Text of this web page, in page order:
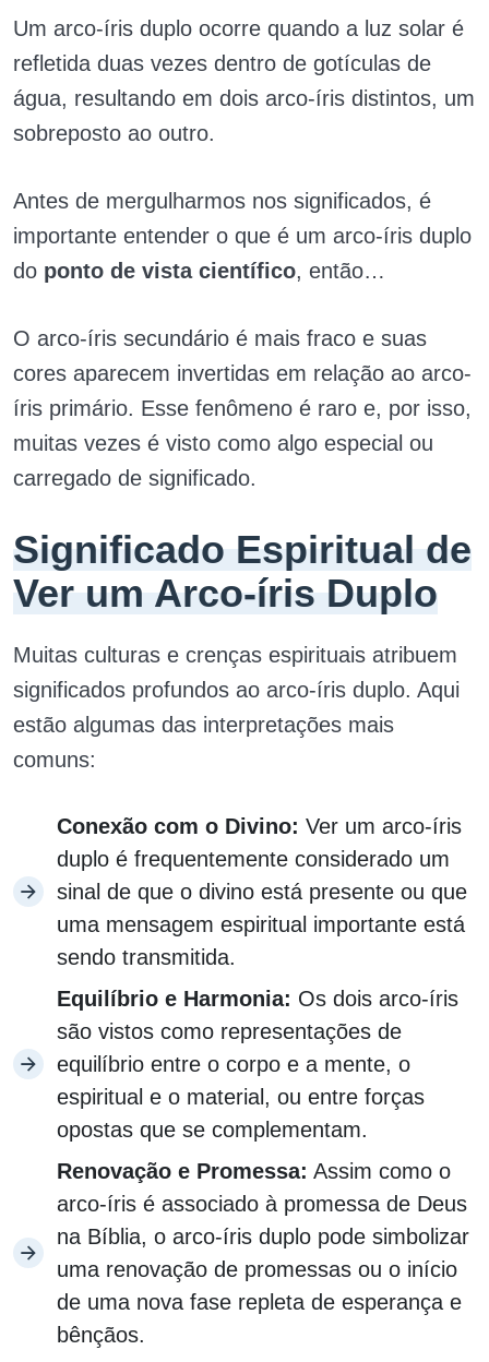
Um arco-íris duplo ocorre quando a luz solar é
refletida duas vezes dentro de gotículas de
água, resultando em dois arco-íris distintos, um
sobreposto ao outro.
Antes de mergulharmos nos significados, é
importante entender o que é um arco-íris duplo
do ponto de vista científico, então…
O arco-íris secundário é mais fraco e suas
cores aparecem invertidas em relação ao arco-
íris primário. Esse fenômeno é raro e, por isso,
muitas vezes é visto como algo especial ou
carregado de significado.
Significado Espiritual de
Ver um Arco-íris Duplo
Muitas culturas e crenças espirituais atribuem
significados profundos ao arco-íris duplo. Aqui
estão algumas das interpretações mais
comuns:
Conexão com o Divino: Ver um arco-íris
duplo é frequentemente considerado um
sinal de que o divino está presente ou que
uma mensagem espiritual importante está
sendo transmitida.
Equilíbrio e Harmonia: Os dois arco-íris
são vistos como representações de
equilíbrio entre o corpo e a mente, o
espiritual e o material, ou entre forças
opostas que se complementam.
Renovação e Promessa: Assim como o
arco-íris é associado à promessa de Deus
na Bíblia, o arco-íris duplo pode simbolizar
uma renovação de promessas ou o início
de uma nova fase repleta de esperança e
bênçãos.